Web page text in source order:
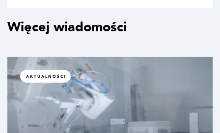
Więcej wiadomości
AKTUALNOŚCI